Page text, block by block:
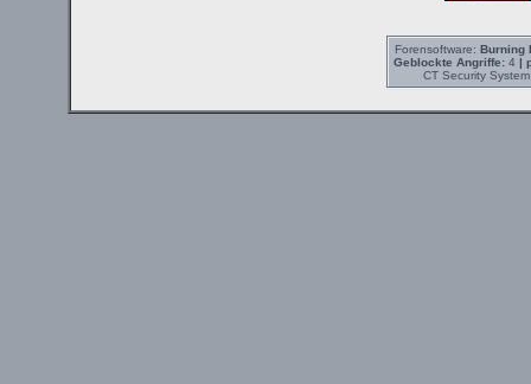
Forensoftware: Burning
Geblockte Angriffe:4 |
CT Security